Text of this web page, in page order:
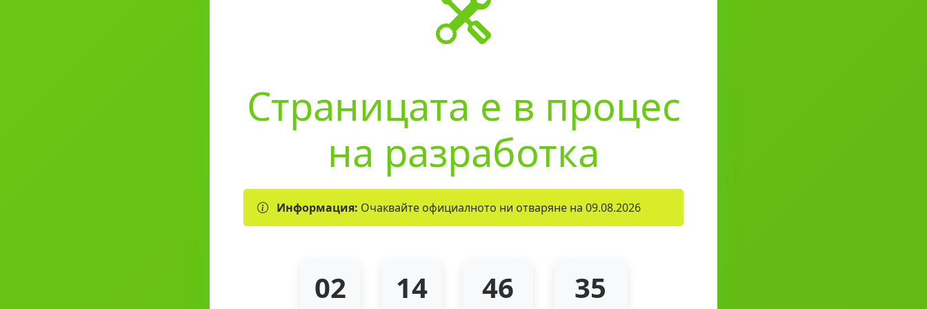
Страницата е в процес
на разработка
Информация: Очаквайте официалното ни отваряне на 09.08.2026
02 14 46 35